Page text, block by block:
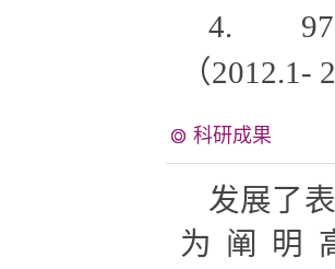
4. 973
（2012.1-
科研成果
发展了
为阐明